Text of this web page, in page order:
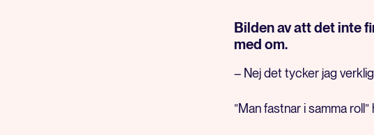
Bilden av att det inte
med om.
– Nej det tycker jag
”Man fastnar i samma